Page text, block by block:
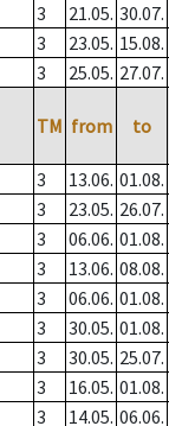
3 21.05. 30.07.
3 23.05. 15.08.
3 25.05. 27.07.
TM from to
3 13.06. 01.08.
3 23.05. 26.07.
3 06.06. 01.08.
3 13.06. 08.08.
3 06.06. 01.08.
3 30.05. 01.08.
3 30.05. 25.07.
3 16.05. 01.08.
3 14.05. 06.06.